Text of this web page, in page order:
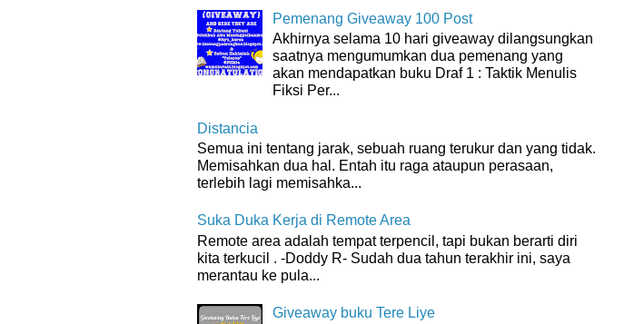
Pemenang Giveaway 100 Post
Akhirnya selama 10 hari giveaway dilangsungkan
saatnya mengumumkan dua pemenang yang
akan mendapatkan buku Draf 1 : Taktik Menulis
Fiksi Per...
Distancia
Semua ini tentang jarak, sebuah ruang terukur dan yang tidak.
Memisahkan dua hal. Entah itu raga ataupun perasaan,
terlebih lagi memisahka...
Suka Duka Kerja di Remote Area
Remote area adalah tempat terpencil, tapi bukan berarti diri
kita terkucil . -Doddy R- Sudah dua tahun terakhir ini, saya
merantau ke pula...
Giveaway buku Tere Liye